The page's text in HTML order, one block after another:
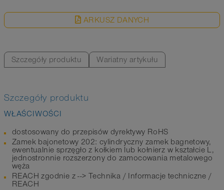
ARKUSZ DANYCH
Szczegóły produktu Wariatny artykułu
Szczegóły produktu
WŁAŚCIWOŚCI
dostosowany do przepisów dyrektywy RoHS
Zamek bajonetowy 202: cylindryczny zamek bagnetowy,
ewentualnie sprzęgło z kołkiem lub kołnierz w kształcie L,
jednostronnie rozszerzony do zamocowania metalowego
węża
REACH zgodnie z --> Technika / Informacje techniczne /
REACH